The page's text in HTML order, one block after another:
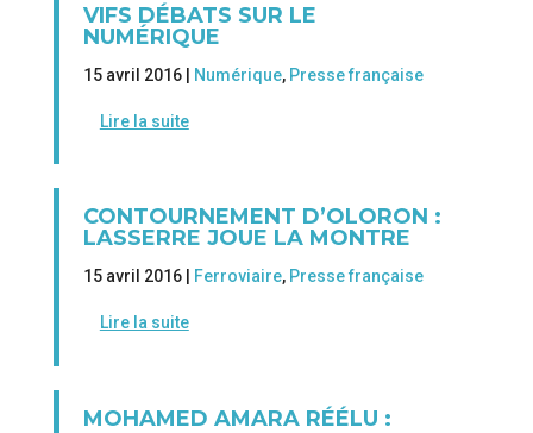
VIFS DÉBATS SUR LE
NUMÉRIQUE
15 avril 2016 | Numérique, Presse française
Lire la suite
CONTOURNEMENT D’OLORON :
LASSERRE JOUE LA MONTRE
15 avril 2016 | Ferroviaire, Presse française
Lire la suite
MOHAMED AMARA RÉÉLU :